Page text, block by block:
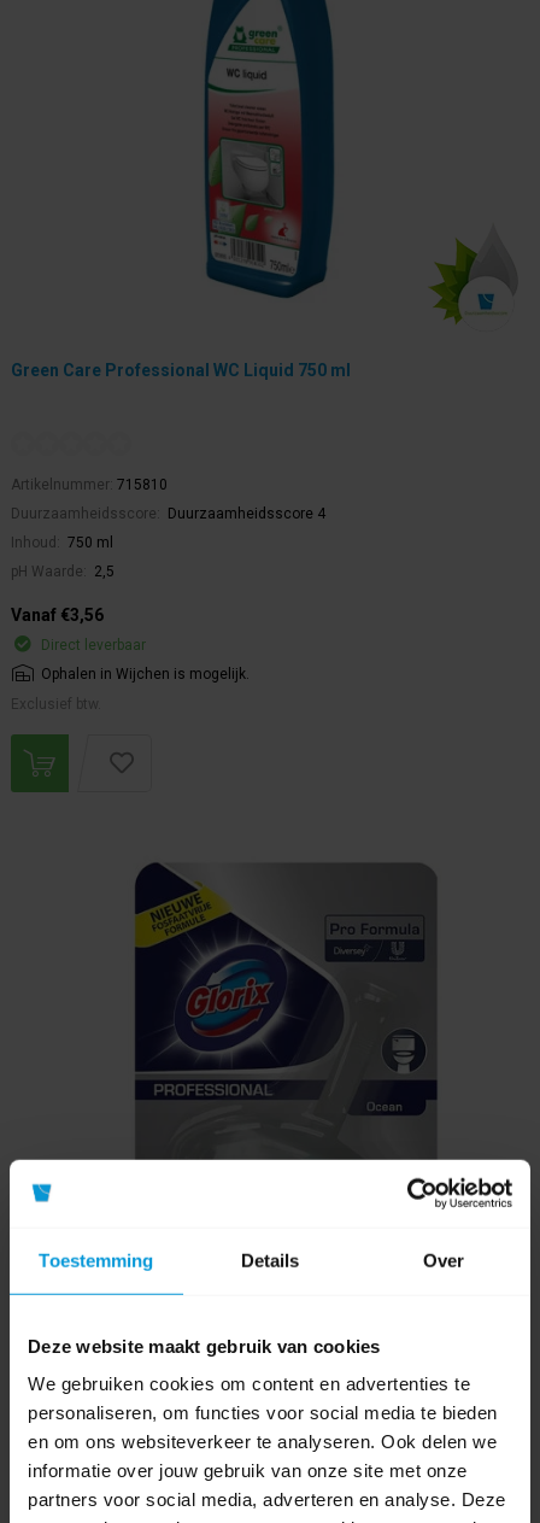
Toestemming Details Over
Deze website maakt gebruik van cookies
We gebruiken cookies om content en advertenties te
personaliseren, om functies voor social media te bieden
en om ons websiteverkeer te analyseren. Ook delen we
informatie over jouw gebruik van onze site met onze
partners voor social media, adverteren en analyse. Deze
Green Care Professional WC Liquid 750 ml
Artikelnummer: 715810
Duurzaamheidsscore:
Duurzaamheidsscore 4
Inhoud:
750 ml
pH Waarde:
2,5
Vanaf €3,56
Direct leverbaar
Ophalen in Wijchen is mogelijk.
Exclusief btw.
Glorix Pro Formula Toiletblok Ocean 12x35 gr
Artikelnummer:101109537